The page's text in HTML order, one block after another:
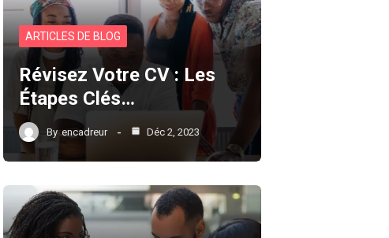
ARTICLES DE BLOG
Révisez Votre CV : Les
Étapes Clés…
By encadreur Déc 2, 2023